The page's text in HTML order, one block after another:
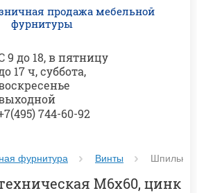
продажа мебельной
фурнитуры
9 до 18, в пятницу
17 ч, суббота,
744-60-92
фурнитура Винты Шпилька
М6х60, цинк